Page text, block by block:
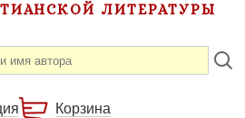
ЛИТЕРАТУРЫ
Корзина